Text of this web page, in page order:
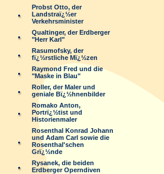
Probst Otto, der
Landstraï¿½er
Verkehrsminister
Qualtinger, der Erdberger
"Herr Karl"
Rasumofsky, der
fï¿½rstliche Mï¿½zen
Raymond Fred und die
"Maske in Blau"
Roller, der Maler und
geniale Bï¿½hnenbilder
Romako Anton,
Portrï¿½tist und
Historienmaler
Rosenthal Konrad Johann
und Adam Carl sowie die
Rosenthal'schen
Grï¿½nde
Rysanek, die beiden
Erdberger Operndiven